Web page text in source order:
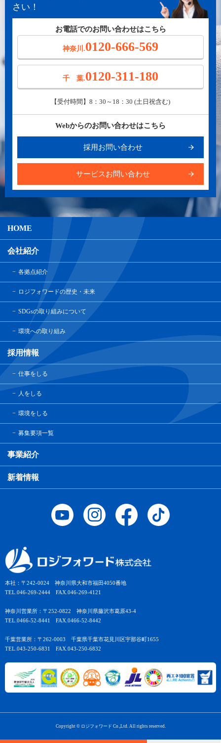
さい！
お電話でのお問い合わせはこちら
神奈川.0120-666-569
千 葉.0120-311-180
【受付時間】8：30～18：30 (土日祝含む)
Webからのお問い合わせはこちら
採用お問い合わせ
サービスお問い合わせ
本社：〒242-0024 神奈川県大和市福田4050番地
TEL.046-269-2444 FAX.046-269-4121
神奈川営業所：〒252-0822 神奈川県藤沢市葛原43-4
TEL.0466-52-8441 FAX.0466-52-8442
千葉営業所：〒262-0003 千葉県千葉市花見川区宇那谷町1655
TEL.043-250-6831 FAX.043-250-6832
HOME
会社紹介
各拠点紹介
ロジフォワードの歴史・未来
SDGsの取り組みについて
環境への取り組み
採用情報
仕事をしる
人をしる
環境をしる
募集要項一覧
事業紹介
新着情報
Copyright © ロジフォワード Co.,Ltd. All rights reserved.